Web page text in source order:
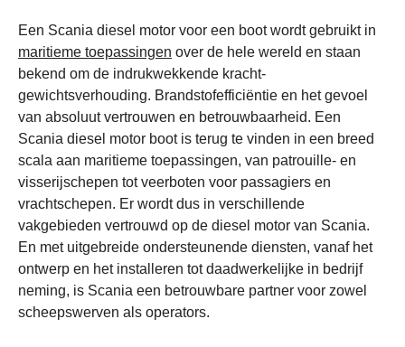
Een Scania diesel motor voor een boot wordt gebruikt in
maritieme toepassingen over de hele wereld en staan
bekend om de indrukwekkende kracht-
gewichtsverhouding. Brandstofefficiëntie en het gevoel
van absoluut vertrouwen en betrouwbaarheid. Een
Scania diesel motor boot is terug te vinden in een breed
scala aan maritieme toepassingen, van patrouille- en
visserijschepen tot veerboten voor passagiers en
vrachtschepen. Er wordt dus in verschillende
vakgebieden vertrouwd op de diesel motor van Scania.
En met uitgebreide ondersteunende diensten, vanaf het
ontwerp en het installeren tot daadwerkelijke in bedrijf
neming, is Scania een betrouwbare partner voor zowel
scheepswerven als operators.